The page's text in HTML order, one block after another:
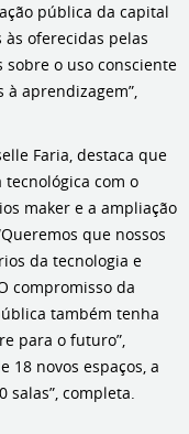
pública da capital
às oferecidas pelas
o uso consciente
aprendizagem”,
Faria, destaca que
com o
maker e a ampliação
que nossos
da tecnologia e
compromisso da
também tenha
para o futuro”,
18 novos espaços, a
salas”, completa.